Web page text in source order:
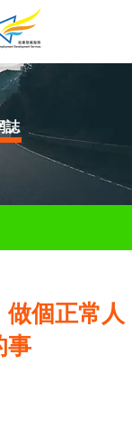
誌
做個正常人
事